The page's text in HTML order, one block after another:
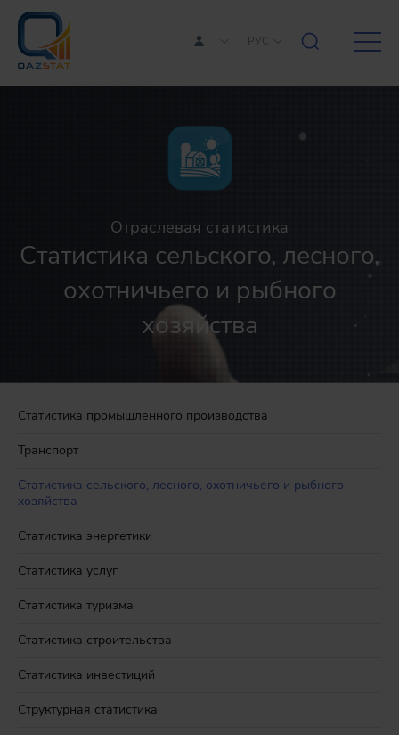
РУС
Статистика промышленного производства
Транспорт
Статистика сельского, лесного, охотничьего и рыбного
хозяйства
Статистика энергетики
Статистика услуг
Статистика туризма
Статистика строительства
Статистика инвестиций
Структурная статистика
Отраслевая статистика
Статистика сельского, лесного,
охотничьего и рыбного
хозяйства